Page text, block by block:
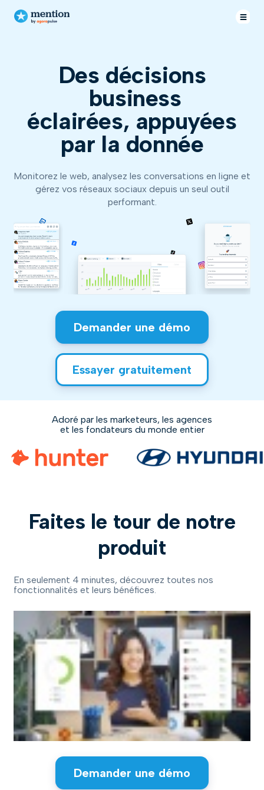
Des décisions
bus
éclairées, appuyées
par la donnée
Monitorez le web, analysez les conversations en ligne et
gérez vos réseaux sociaux depuis un seul outil
performant.
Demander une démo
Essayer gratuitement
Adoré par les marketeurs, les agences
et les fondateurs du monde entier
Faites le tour de notre
produit
En seulement 4 minutes, découvrez toutes nos
fonctionnalités et leurs bénéfices.
Demander une démo